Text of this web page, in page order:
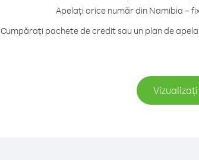
Apelați orice număr din Namibia –
Cumpărați pachete de credit sau un plan de